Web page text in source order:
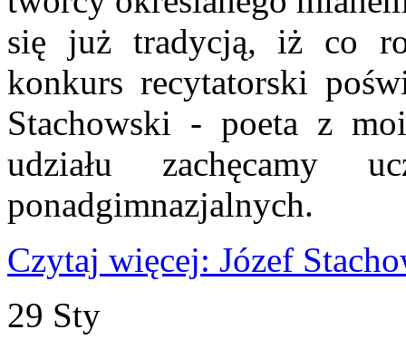
się już tradycją, iż co
konkurs recytatorski
Stachowski - poeta z
udziału zachęcamy
ponadgimnazjalnych.
Czytaj więcej: Józef
29 Sty